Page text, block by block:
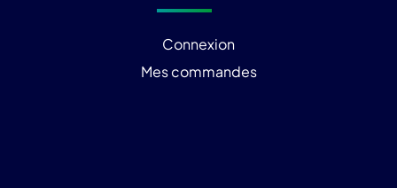
Connexion
Mes commandes